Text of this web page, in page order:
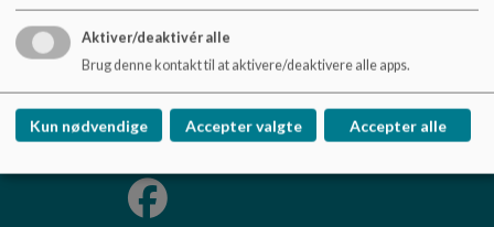
utterslevskole@kk.dk
33 66 92 00
EAN NR.
5798009375612
Tilgængelighedserklæring
Sitemap
Aktiver/deaktivér alle
Brug denne kontakt til at aktivere/deaktivere alle apps.
Kun nødvendige Accepter valgte Accepter alle